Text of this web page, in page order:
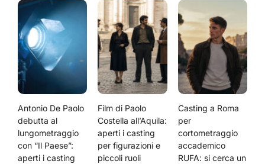
Antonio De Paolo
debutta al
lungometraggio
con “Il Paese”:
aperti i casting
Film di Paolo
Costella all’Aquila:
aperti i casting
per figurazioni e
piccoli ruoli
Casting a Roma
per
cortometraggio
accademico
RUFA: si cerca un